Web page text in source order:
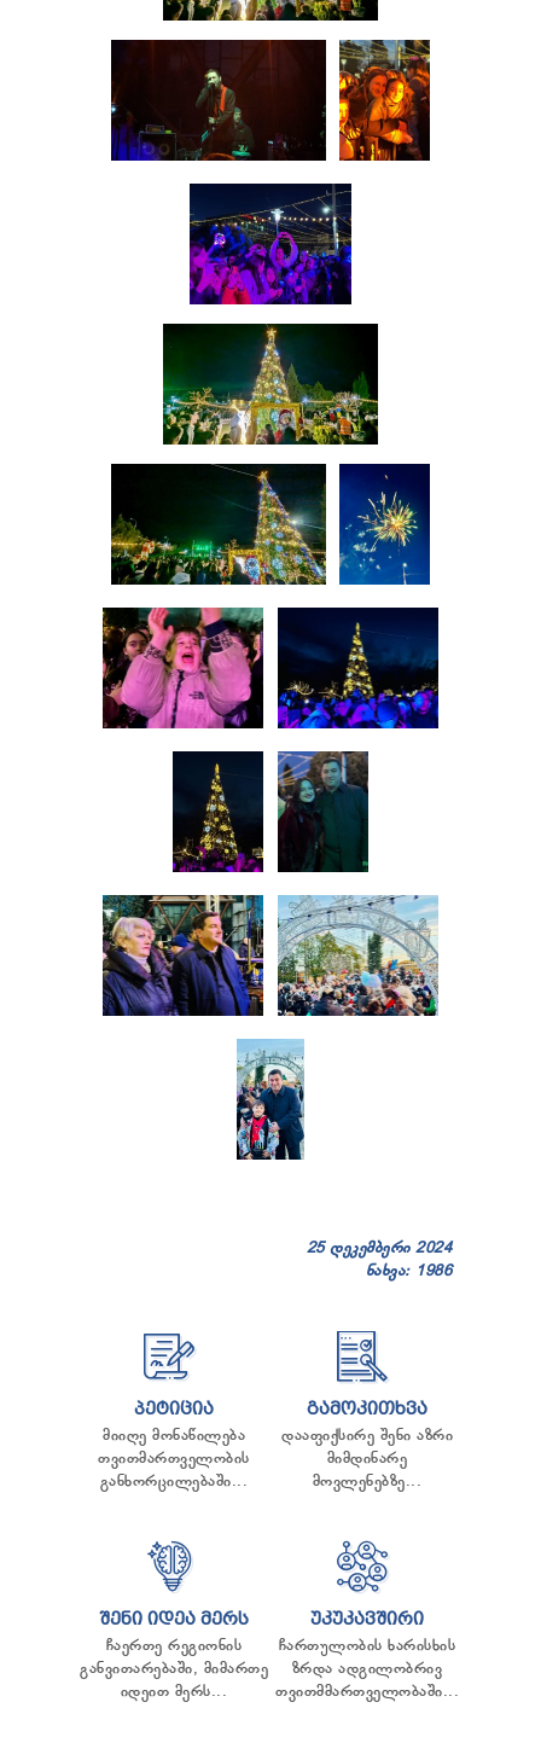
25 დეკემბერი 2024
ნახვა: 1986
ᲞᲔᲢᲘᲪᲘᲐ
მიიღე მონაწილება
თვითმართველობის
განხორცილებაში...
ᲒᲐᲛᲝᲙᲘᲗᲮᲕᲐ
დააფიქსირე შენი აზრი
მიმდინარე
მოვლენებზე...
ᲨᲔᲜᲘ ᲘᲓᲔᲐ ᲛᲔᲠᲡ
ჩაერთე რეგიონის
განვითარებაში, მიმართე
იდეით მერს...
ᲣᲙᲣᲙᲐᲕᲨᲘᲠᲘ
ჩართულობის ხარისხის
ზრდა ადგილობრივ
თვითმმართველობაში...